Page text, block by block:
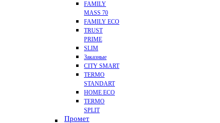
FAMILY
MASS 70
FAMILY ECO
TRUST
PRIME
SLIM
Заказные
CITY SMART
TERMO
STANDART
HOME ECO
ТЕRМО
SPLIT
Промет